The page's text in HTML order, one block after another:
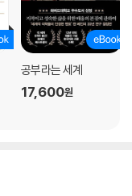
공부라는 세계
17,600원